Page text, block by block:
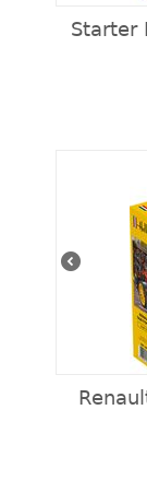
Starter